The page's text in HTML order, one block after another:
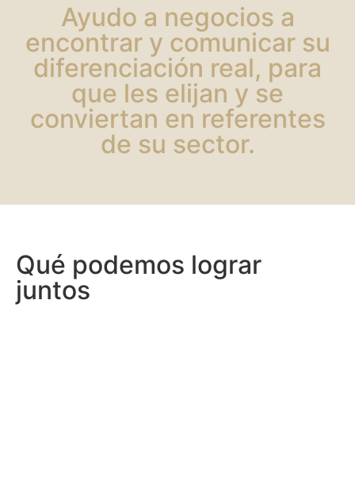
Ayudo a negocios a
encontrar y comunicar su
diferenciación real, para
que les elijan y se
conviertan en referentes
de su sector.
Qué podemos lograr
juntos